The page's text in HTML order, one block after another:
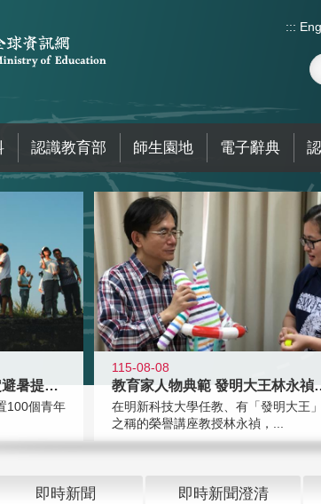
:::
認識教育部 師生園地 電子辭典
青年壯遊點精選夏夜限定避暑提案 漫
100個青年
115-08-08
教育家人物
在明新科技大學任教、有「發明大王」
之稱的榮譽講座教授林永禎，...
即時新聞 即時新聞澄清